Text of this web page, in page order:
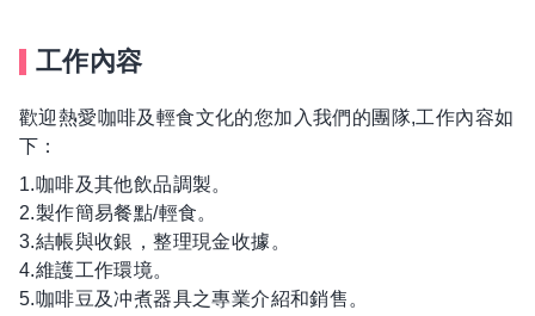
工作內容
歡迎熱愛咖啡及輕食文化的您加入我們的團隊,工作內容如
下：
1.咖啡及其他飲品調製。
2.製作簡易餐點/輕食。
3.結帳與收銀，整理現金收據。
4.維護工作環境。
5.咖啡豆及冲煮器具之專業介紹和銷售。